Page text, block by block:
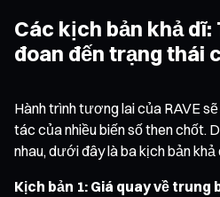
Các kịch bản khả
đoan đến trạng thái
Hành trình tương lai của RAVE
tác của nhiều biến số then chốt.
nhau, dưới đây là ba kịch bản khả
Kịch bản 1: Giá quay về